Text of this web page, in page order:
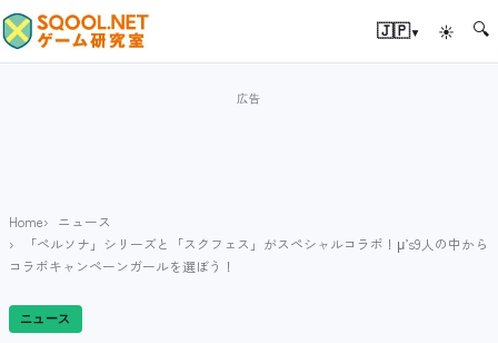
🇯🇵▾ ☀ 🔍
Home
ニュース
「ペルソナ」シリーズと「スクフェス」がスペシャルコラボ！μ’s9人の中から
コラボキャンペーンガールを選ぼう！
ニュース